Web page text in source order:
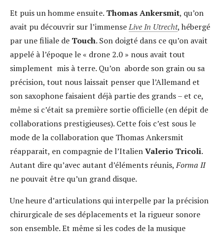
Et puis un homme ensuite. Thomas Ankersmit, qu’on
avait pu découvrir sur l’immenseLive In Utrecht, hébergé
par une filiale de Touch. Son doigté dans ce qu’on avait
appelé à l’époque le « drone 2.0 » nous avait tout
simplement mis à terre. Qu’on aborde son grain ou sa
précision, tout nous laissait penser que l’Allemand et
son saxophone faisaient déjà partie des grands – et ce,
même si c’était sa première sortie officielle (en dépit de
collaborations prestigieuses). Cette fois c’est sous le
mode de la collaboration que Thomas Ankersmit
réapparait, en compagnie de l’ItalienValerio Tricoli.
Autant dire qu’avec autant d’éléments réunis,Forma II
ne pouvait être qu’un grand disque.
Une heure d’articulations qui interpelle par la précision
chirurgicale de ses déplacements et la rigueur sonore
son ensemble. Et même si les codes de la musique